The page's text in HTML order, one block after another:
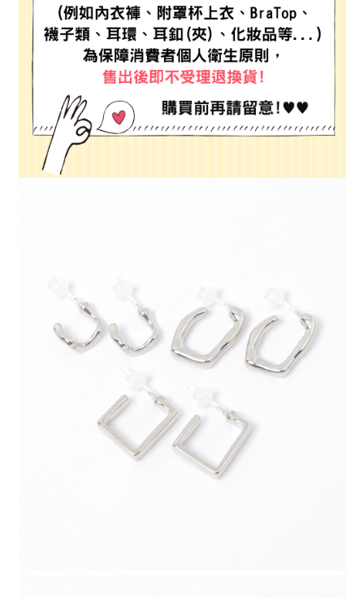
1.分期款項不併入電信帳單，「大哥付你分期」於每月結算日後寄送繳費提
醒簡訊。
2.透過簡訊連結打開帳單後，可選擇「超商條碼／台灣大直營門市／銀行轉
帳／街口支付／iPASS MONEY」等通路繳費。
【注意事項】
1.本服務係由「台灣大哥大股份有限公司」（以下簡稱本公司）所提供，讓
用戶於交易時，得透過本服務購買商品或服務，並由商店將買賣／分期付款
買賣價金債權讓與本公司後，依約使用本公司帳單繳交帳款。
2.基於同意付款使用「大哥付你分期」之契約關係目的，商店將以您的個人
資料（包含姓名、電話或地址）提供予台灣大哥大進項蒐集、處理及利用，
由本公司與您本人進行分期帳單所需資料之確認、核對及更正。
【「AFTEE先享後付」結帳流程】
１．於結帳方式選擇「AFTEE先享後付」後，將跳轉至「AFTEE先享後付」
結帳頁面，進行簡訊認證並確認金額後，即可完成結帳。
２．訂單成立數日內，您將收到繳費通知簡訊。
３．收到繳費通知簡訊後14天內，點擊此簡訊中的連結，可透過四大超商／
ATM／網路銀行／等多元方式進行付款，方視為交易完成。
※ 請注意：結帳手續完成當下不需立刻繳費，但若您需要取消訂單，請聯絡
購買商品的店家。未經商家同意取消之訂單仍視為有效，需透過AFTEE先享
後付繳納相關費用。
※ 交易是否成功請以「AFTEE先享後付 」之結帳頁面顯示為準，若有關於
是否繳費成功／繳費後需取消欲退款等相關疑問，請聯繫「AFTEE先享後付
客戶支援中心」
４．使用「AFTEE先享後付」時，將依據個別帳號之用戶狀況，依本公司即
時審查核予不同之上限額度；若仍有額度不足之情形，本公司將視審查結果
請求用戶進行身份認證。
５．嚴禁一人註冊多個帳號或使用他人資訊註冊。若發現惡意使用之情形，
恩沛科技股份有限公司將有權停止該用戶之使用額度並採取法律行動。
付款後 全家取貨
每筆NT$80，滿NT$888(含以上)免運費
7-11 取貨付款
每筆NT$80，滿NT$1,500(含以上)免運費
付款後 7-11取貨
每筆NT$80，滿NT$1,500(含以上)免運費